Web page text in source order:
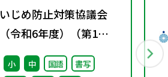
いじめ防止対策協議会
（令和6年度）（第1
回） 議事要旨
小 中 国語
書写